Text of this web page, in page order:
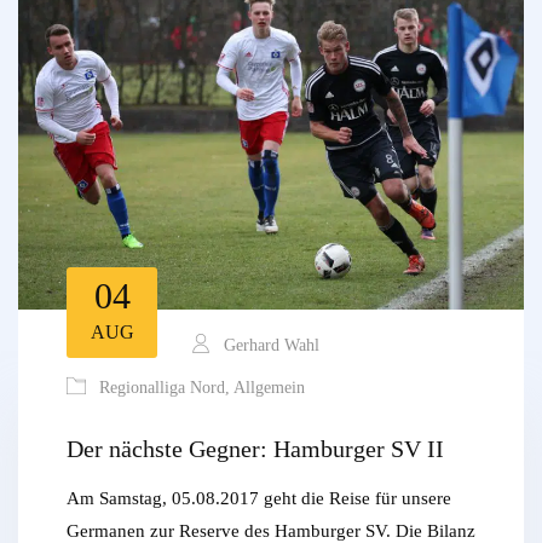
04
AUG
Gerhard Wahl
Regionalliga Nord, Allgemein
Der nächste Gegner: Hamburger SV II
Am Samstag, 05.08.2017 geht die Reise für unsere
Germanen zur Reserve des Hamburger SV. Die Bilanz